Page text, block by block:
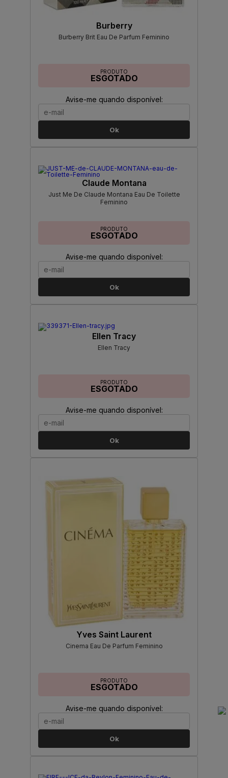
Burberry
Burberry Brit Eau De Parfum Feminino
PRODUTO
ESGOTADO
Avise-me quando disponível:
Ok
Claude Montana
Just Me De Claude Montana Eau De Toilette
Feminino
PRODUTO
ESGOTADO
Avise-me quando disponível:
Ok
Ellen Tracy
Ellen Tracy
PRODUTO
ESGOTADO
Avise-me quando disponível:
Ok
Yves Saint Laurent
Cinema Eau De Parfum Feminino
PRODUTO
ESGOTADO
Avise-me quando disponível:
Ok